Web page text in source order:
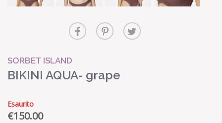
SORBET ISLAND
BIKINI AQUA- grape
Esaurito
€150.00